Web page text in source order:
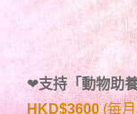
❤支持「動物助
HKD$3600(每